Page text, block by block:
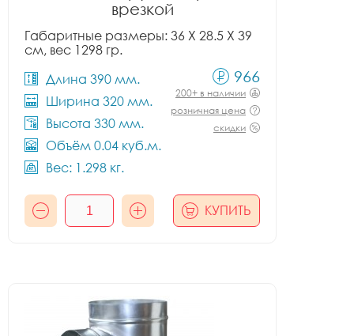
врезкой
Габаритные размеры: 36 X 28.5 X 39
см, вес 1298 гр.
Длина 390 мм.
Ширина 320 мм.
Высота 330 мм.
Объём 0.04 куб.м.
Вес: 1.298 кг.
966
200+ в наличии
розничная цена
скидки
КУПИТЬ